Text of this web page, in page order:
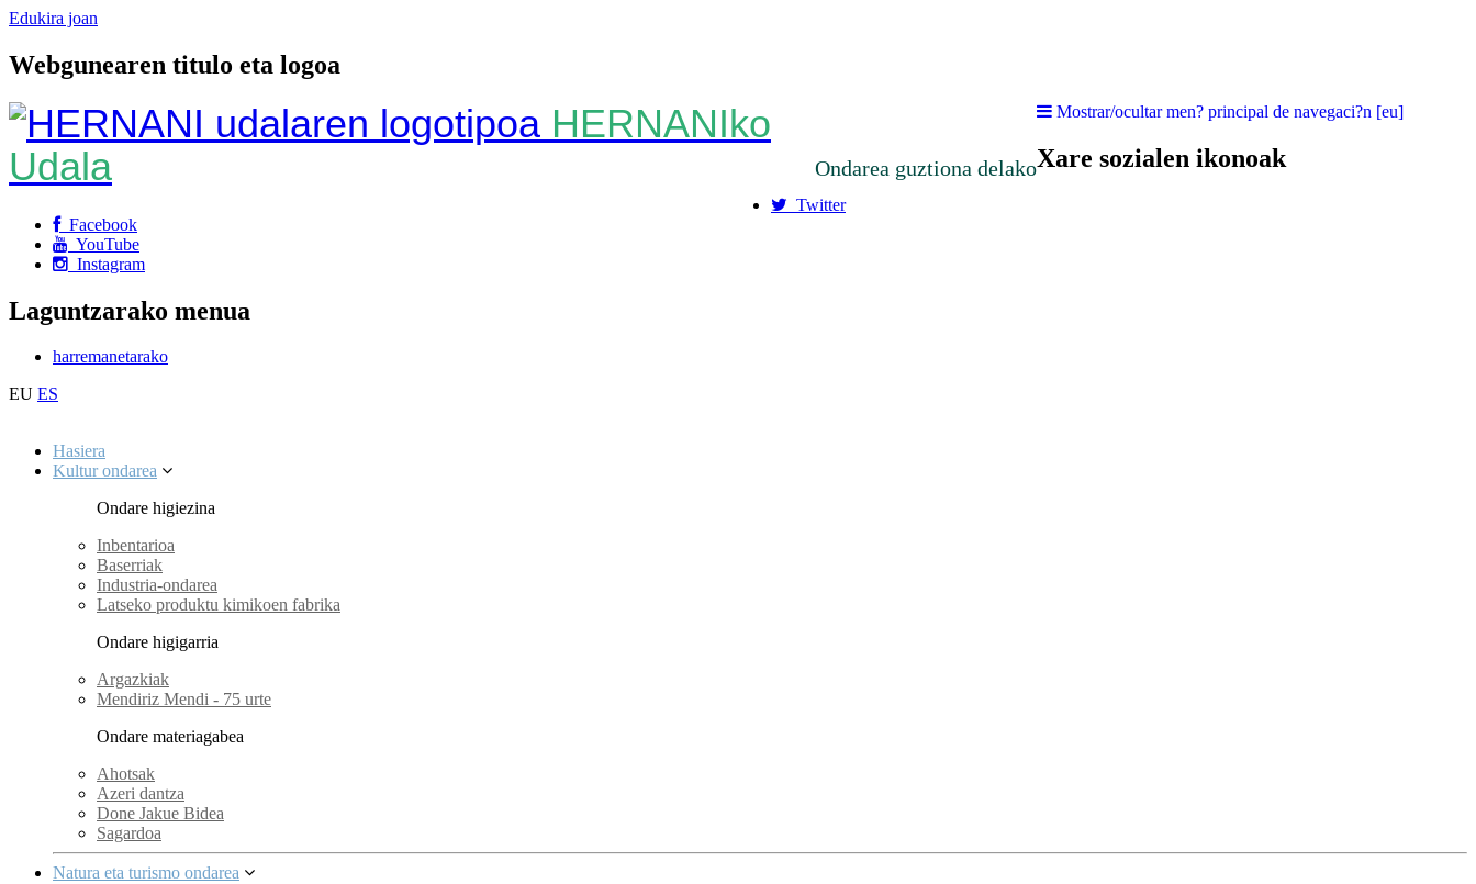
Edukira joan
Webgunearen titulo eta logoa
HERNANIko
Udala
Ondarea guztiona delako
Mostrar/ocultar men? principal de navegaci?n [eu]
Xare sozialen ikonoak
Twitter
Facebook
YouTube
Instagram
Laguntzarako menua
harremanetarako
EU ES
Hasiera
Kultur ondarea
Ondare higiezina
Inbentarioa
Baserriak
Industria-ondarea
Latseko produktu kimikoen fabrika
Ondare higigarria
Argazkiak
Mendiriz Mendi - 75 urte
Ondare materiagabea
Ahotsak
Azeri dantza
Done Jakue Bidea
Sagardoa
Natura eta turismo ondarea